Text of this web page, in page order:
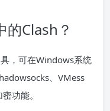
Clash？
，可在Windows系统
、VMess
功能。